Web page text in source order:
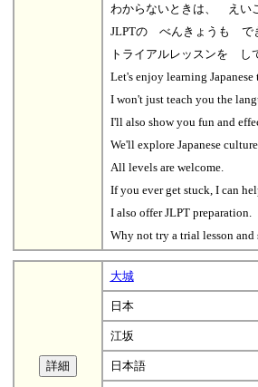
わからないときは、 え
JLPTの べんきょうも で
トライアルレッスンを し
Let's enjoy learning Japanese
I won't just teach you the
I'll also show you fun and
We'll explore Japanese
All levels are welcome.
If you ever get stuck, I can
I also offer JLPT preparation.
Why not try a trial lesson and
大城
日本
江坂
日本語